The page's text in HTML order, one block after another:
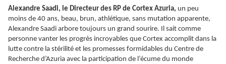
Alexandre Saadi, le Directeur des RP de Cortex Azuria, un peu
moins de 40 ans, beau, brun, athlétique, sans mutation apparente,
Alexandre Saadi arbore toujours un grand sourire. Il sait comme
personne vanter les progrès incroyables que Cortex accomplit dans la
lutte contre la stérilité et les promesses formidables du Centre de
Recherche d’Azuria avec la participation de l’écume du monde